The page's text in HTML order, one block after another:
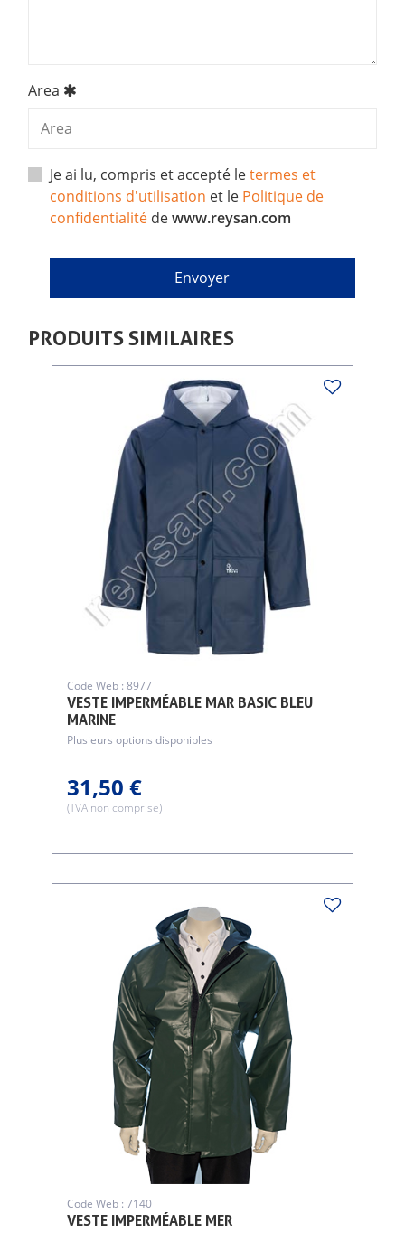
Area
Je ai lu, compris et accepté letermes et
conditions d'utilisation et le Politique de
confidentialité dewww.reysan.com
PRODUITS SIMILAIRES
VESTE IMPERMÉABLE MAR BASIC BLEU
MARINE
Code Web : 8977
Plusieurs options disponibles
31,50 €
(TVA non comprise)
VESTE IMPERMÉABLE MER
Code Web : 7140